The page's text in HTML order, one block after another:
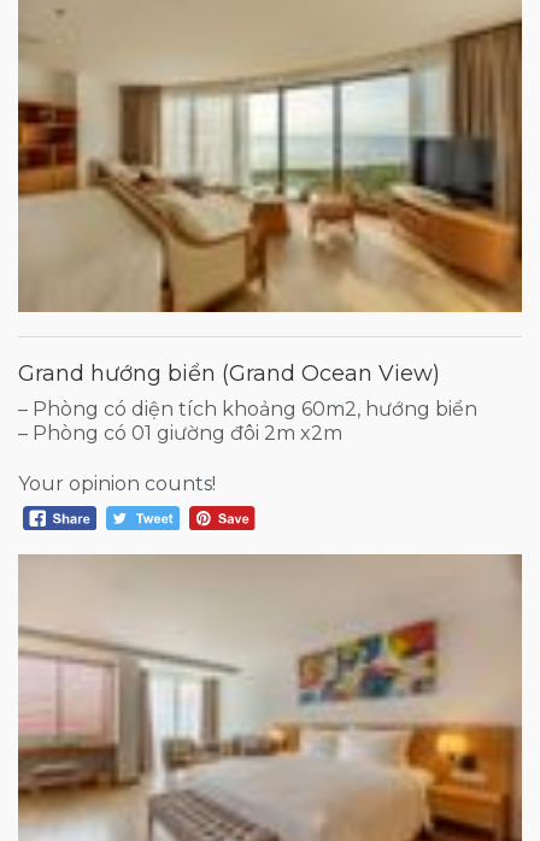
Grand hướng biển (Grand Ocean View)
– Phòng có diện tích khoảng 60m2, hướng biển
– Phòng có 01 giường đôi 2m x2m
Your opinion counts!